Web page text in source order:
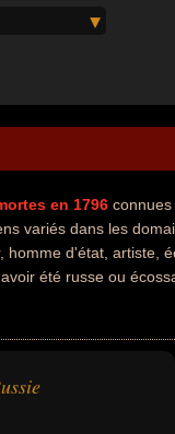
en 1796 connues
variés dans les
homme d'état, artiste,
été russe ou